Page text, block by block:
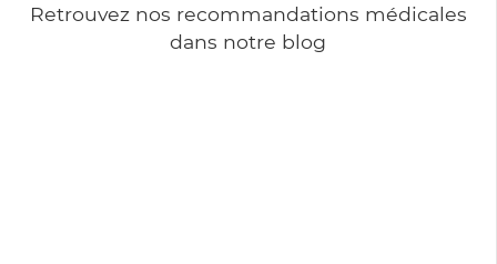
Retrouvez nos recommandations médicales
dans notre blog